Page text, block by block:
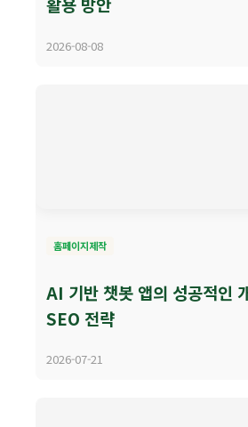
2026-08-08
홈페이지제작
AI 기반 챗봇 앱의 성공적인
SEO 전략
2026-07-21